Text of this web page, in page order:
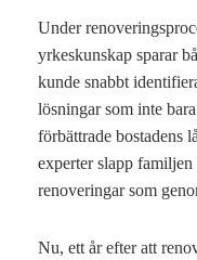
Under
yrkeskunskap sparar
kunde snabbt
lösningar som inte
förbättrade bostadens
experter slapp
renoveringar som
Nu, ett år efter att